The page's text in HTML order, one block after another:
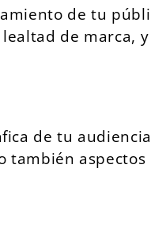
de tu
de marca,
de tu
también